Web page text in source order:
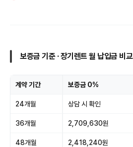
보증금 기준 · 장기렌트 월 납입금 비교
계약 기간 보증금 0%
24개월 상담 시 확인
36개월 2,709,630원
48개월 2,418,240원